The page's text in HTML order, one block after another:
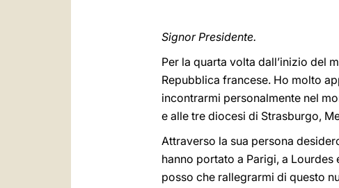
Signor Presidente.
Per la quarta volta dall’inizio del
Repubblica francese. Ho molto
incontrarmi personalmente nel
e alle tre diocesi di Strasburgo,
Attraverso la sua persona
hanno portato a Parigi, a Lourdes
posso che rallegrarmi di questo